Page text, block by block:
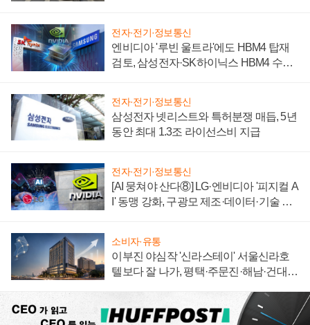
전자·전기·정보통신
엔비디아 '루빈 울트라'에도 HBM4 탑재
검토, 삼성전자·SK하이닉스 HBM4 수율
전자·전기·정보통신
삼성전자 넷리스트와 특허분쟁 매듭, 5년
동안 최대 1.3조 라이선스비 지급
전자·전기·정보통신
[AI 뭉쳐야 산다⑧] LG·엔비디아 '피지컬 A
I' 동맹 강화, 구광모 제조·데이터·기술 결
소비자·유통
이부진 야심작 '신라스테이' 서울신라호
텔보다 잘 나가, 평택·주문진·해남·건대로